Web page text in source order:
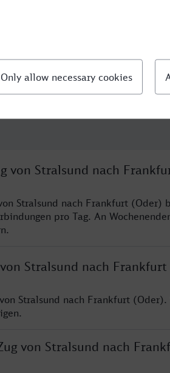
von Stralsund nach
Stralsund nach Frankfurt (Oder)
pro Tag. An
Stralsund nach Frankfurt
Stralsund nach Frankfurt (Oder).
von Stralsund nach